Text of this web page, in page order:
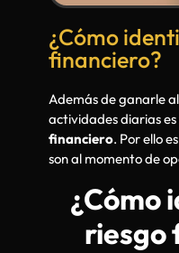
¿Cómo
financiero?
Además de ganarle
actividades diarias
financiero. Por ello
son al momento de
¿Cómo
riesgo